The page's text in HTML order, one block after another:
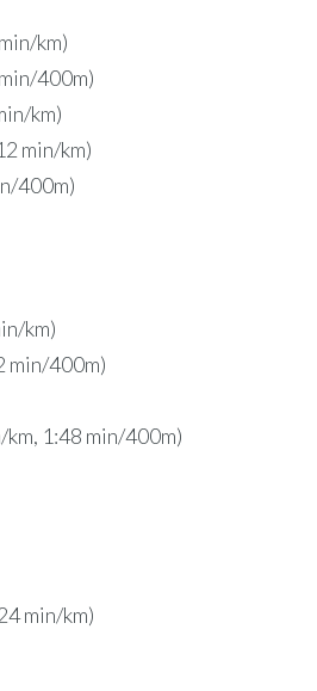
km)
400m)
km)
min/km)
400m)
km)
min/400m)
1:48 min/400m)
min/km)